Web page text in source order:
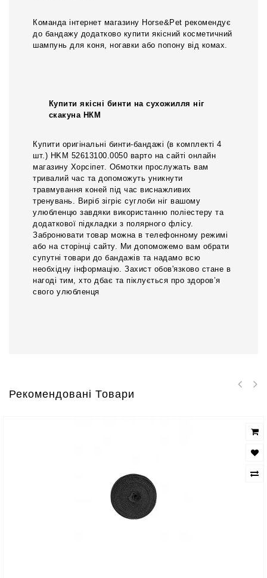
Команда інтернет магазину Horse&Pet рекомендує
до бандажу додатково купити якісний косметичний
шампунь для коня, ногавки або попону від комах.
Купити якісні бинти на сухожилля ніг
скакуна НКМ
Купити оригінальні бинти-бандажі (в комплекті 4
шт.) HKМ 52613100.0050 варто на сайті онлайн
магазину Хорсіпет. Обмотки прослужать вам
тривалий час та допоможуть уникнути
травмування коней під час виснажливих
тренувань. Виріб зігріє суглоби ніг вашому
улюбленцю завдяки використанню поліестеру та
додаткової підкладки з полярного флісу.
Забронювати товар можна в телефонному режимі
або на сторінці сайту. Ми допоможемо вам обрати
супутні товари до бандажів та надамо всю
необхідну інформацію. Захист обов'язково стане в
нагоді тим, хто дбає та піклується про здоров’я
свого улюбленця
Рекомендовані Товари